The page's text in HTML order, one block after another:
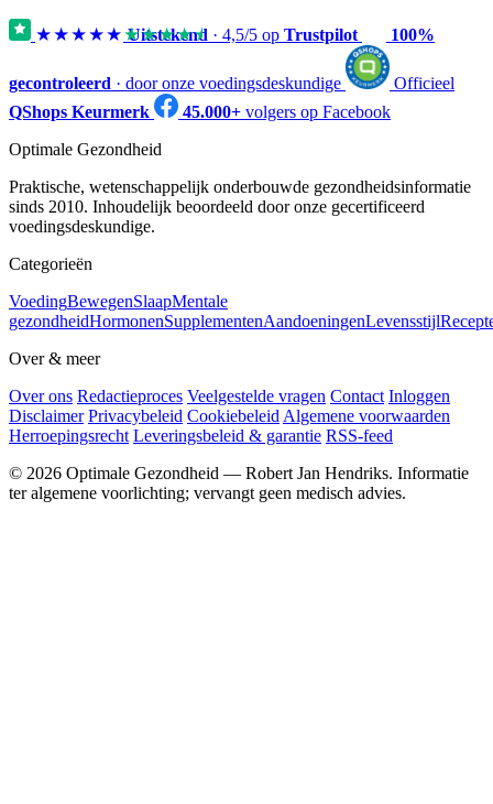
★★★★★★★★★★
Uitstekend · 4,5/5 op Trustpilot 100%
gecontroleerd · door onze voedingsdeskundige
Officieel
QShops Keurmerk
45.000+ volgers op Facebook
Optimale Gezondheid
Praktische, wetenschappelijk onderbouwde gezondheidsinformatie
sinds 2010. Inhoudelijk beoordeeld door onze gecertificeerd
voedingsdeskundige.
Categorieën
VoedingBewegenSlaapMentale
gezondheidHormonenSupplementenAandoeningenLevensstijl
Over & meer
Over ons Redactieproces Veelgestelde vragen Contact Inloggen
Disclaimer Privacybeleid Cookiebeleid Algemene voorwaarden
Herroepingsrecht Leveringsbeleid & garantie RSS-feed
© 2026 Optimale Gezondheid — Robert Jan Hendriks. Informatie
ter algemene voorlichting; vervangt geen medisch advies.